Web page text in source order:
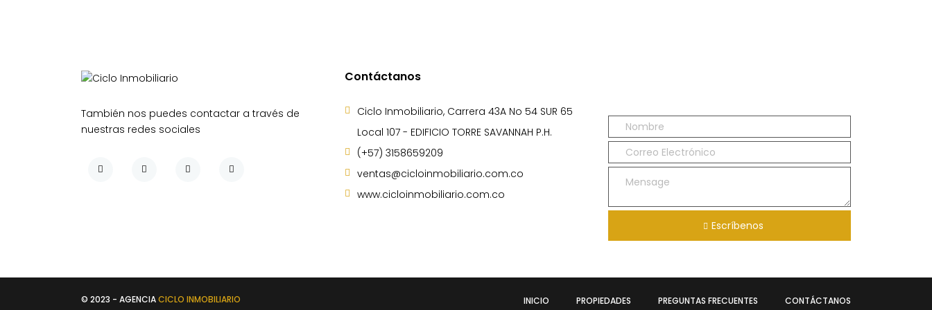
También nos puedes contactar a través de
nuestras redes sociales
Contáctanos
Ciclo Inmobiliario, Carrera 43A No 54 SUR 65
Local 107 - EDIFICIO TORRE SAVANNAH P.H.
(+57) 3158659209
ventas@cicloinmobiliario.com.co
www.cicloinmobiliario.com.co
Escríbenos
© 2023 - AGENCIACICLO INMOBILIARIO INICIO PROPIEDADES PREGUNTAS FRECUENTES CONTÁCTANOS